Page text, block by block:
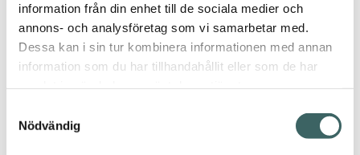
information från din enhet till de sociala medier och
annons- och analysföretag som vi samarbetar med.
Dessa kan i sin tur kombinera informationen med annan
information som du har tillhandahållit eller som de har
Nödvändig
Fluffy
Mohair –
Elfenben
FM073